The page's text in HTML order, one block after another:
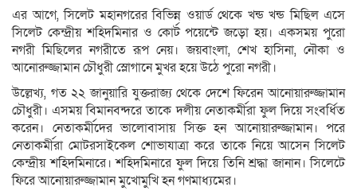
এর আগে, সিলেট মহানগরের বিভিন্ন ওয়ার্ড থেকে খন্ড খন্ড মিছিল এসে
সিলেট কেন্দ্রীয় শহিদমিনার ও কোর্ট পয়েন্টে জড়ো হয়। একসময় পুরো
নগরী মিছিলের নগরীতে রূপ নেয়। জয়বাংলা, শেখ হাসিনা, নৌকা ও
আনোরুজ্জামান চৌধুরী স্লোগানে মুখর হয়ে উঠে পুরো নগরী।
উল্লেখ্য, গত ২২ জানুয়ারি যুক্তরাজ্য থেকে দেশে ফিরেন আনোয়ারুজ্জামান
চৌধুরী। এসময় বিমানবন্দরে তাকে দলীয় নেতাকর্মীরা ফুল দিয়ে সংবর্ধিত
করেন। নেতাকর্মীদের ভালোবাসায় সিক্ত হন আনোয়ারুজ্জামান। পরে
নেতাকর্মীরা মোটরসাইকেল শোভাযাত্রা করে তাকে নিয়ে আসেন সিলেট
কেন্দ্রীয় শহিদমিনারে। শহিদমিনারে ফুল দিয়ে তিনি শ্রদ্ধা জানান। সিলেটে
ফিরে আনোয়ারুজ্জামান মুখোমুখি হন গণমাধ্যমের।